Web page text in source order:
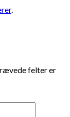
.
felter er